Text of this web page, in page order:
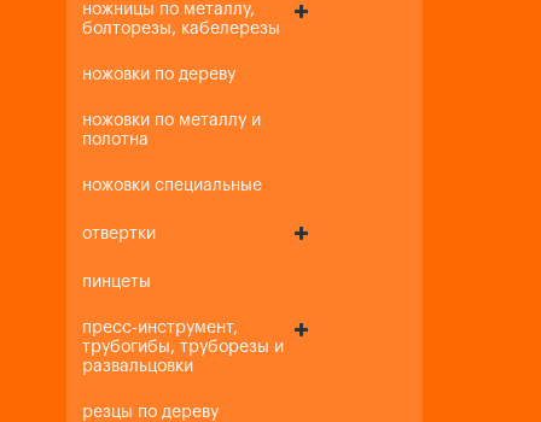
ножницы по металлу,
болторезы, кабелерезы
ножовки по дереву
ножовки по металлу и
полотна
ножовки специальные
отвертки
пинцеты
пресс-инструмент,
трубогибы, труборезы и
развальцовки
резцы по дереву